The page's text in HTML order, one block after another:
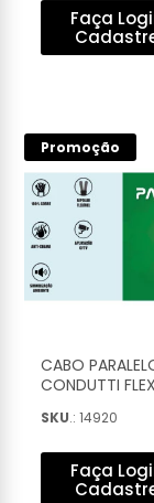
Faça
Promoção
CABO
CONDUTTI
RELEVO
SKU.: 14920
Faça